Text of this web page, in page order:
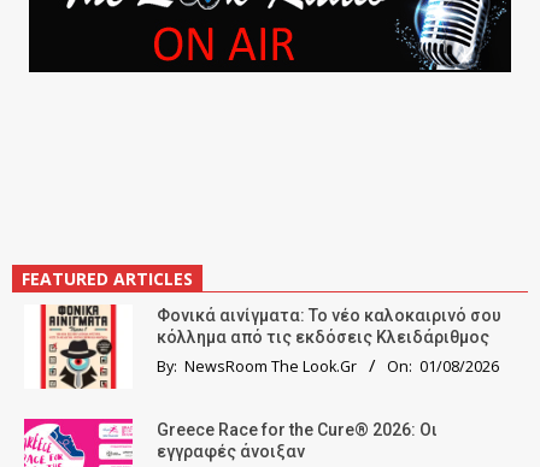
FEATURED ARTICLES
Φονικά αινίγματα: Το νέο καλοκαιρινό σου
κόλλημα από τις εκδόσεις Κλειδάριθμος
By: NewsRoom The Look.Gr On: 01/08/2026
Greece Race for the Cure® 2026: Οι
εγγραφές άνοιξαν